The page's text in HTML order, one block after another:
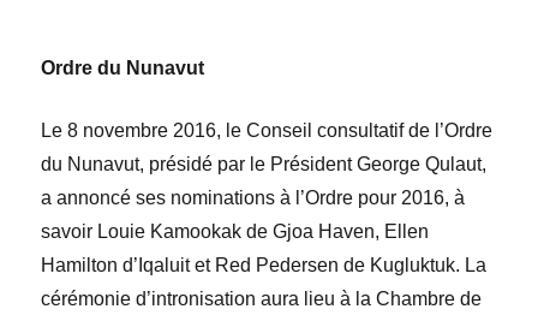
Ordre du Nunavut
Le 8 novembre 2016, le Conseil consultatif de l’Ordre
du Nunavut, présidé par le PrésidentGeorge Qulaut,
a annoncé ses nominations à l’Ordre pour 2016, à
savoir Louie Kamookak de Gjoa Haven, Ellen
Hamilton d’Iqaluit et Red Pedersen de Kugluktuk. La
cérémonie d’intronisation aura lieu à la Chambre de